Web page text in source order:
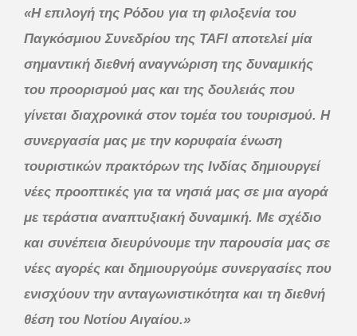
«Η επιλογή της Ρόδου για τη φιλοξενία του
Παγκόσμιου Συνεδρίου της TAFI αποτελεί μία
σημαντική διεθνή αναγνώριση της δυναμικής
του προορισμού μας και της δουλειάς που
γίνεται διαχρονικά στον τομέα του τουρισμού. Η
συνεργασία μας με την κορυφαία ένωση
τουριστικών πρακτόρων της Ινδίας δημιουργεί
νέες προοπτικές για τα νησιά μας σε μια αγορά
με τεράστια αναπτυξιακή δυναμική. Με σχέδιο
και συνέπεια διευρύνουμε την παρουσία μας σε
νέες αγορές και δημιουργούμε συνεργασίες που
ενισχύουν την ανταγωνιστικότητα και τη διεθνή
θέση του Νοτίου Αιγαίου.»